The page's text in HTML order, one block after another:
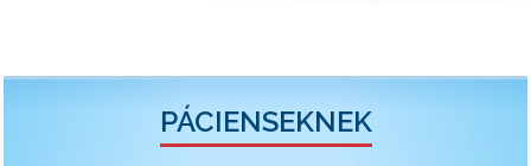
PÁCIENSEKNEK